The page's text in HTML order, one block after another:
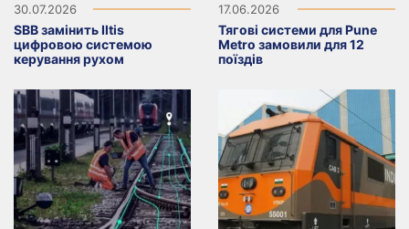
30.07.2026
SBB замінить Iltis
цифровою системою
керування рухом
17.06.2026
Тягові системи для Pune
Metro замовили для 12
поїздів